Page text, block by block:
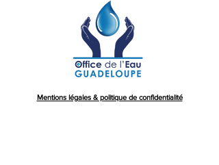
Mentions légales & politique de confidentialité